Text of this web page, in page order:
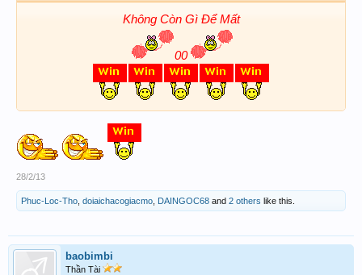
Không Còn Gì Để Mất
00
28/2/13
Phuc-Loc-Tho doiaichacogiacmo DAINGOC68 and 2 others like this.
baobimbi
Thần Tài